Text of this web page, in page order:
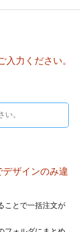
力ください。
ザインのみ違
ことで一括注文が